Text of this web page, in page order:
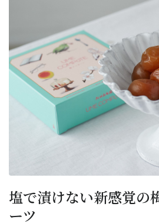
塩で漬けない新感覚の
ーツ